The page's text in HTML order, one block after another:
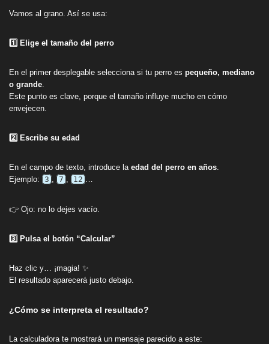
Vamos al grano. Así se usa:
1️⃣ Elige el tamaño del perro
En el primer desplegable selecciona si tu perro es pequeño, mediano
o grande
Este punto es clave, porque el tamaño influye mucho en cómo
envejecen.
2️⃣ Escribe su edad
En el campo de texto, introduce la edad del perro en años
Ejemplo: 3 7 12
👉 Ojo: no lo dejes vacío.
3️⃣ Pulsa el botón “Calcular”
Haz clic y… ¡magia! ✨
El resultado aparecerá justo debajo.
¿Cómo se interpreta el resultado?
La calculadora te mostrará un mensaje parecido a este: